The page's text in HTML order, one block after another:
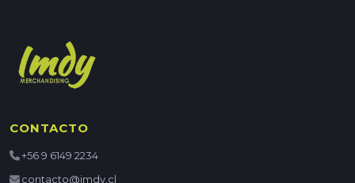
CONTACTO
+56 9 6149 2234
contacto@imdy.cl